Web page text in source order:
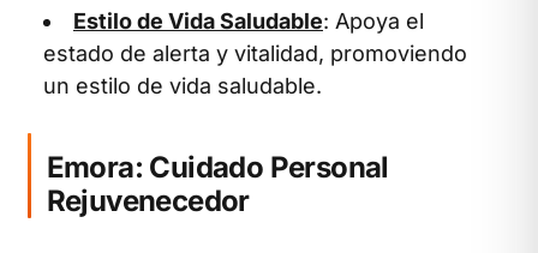
Estilo de Vida Saludable: Apoya el
estado de alerta y vitalidad, promoviendo
un estilo de vida saludable.
Emora: Cuidado Personal
Rejuvenecedor